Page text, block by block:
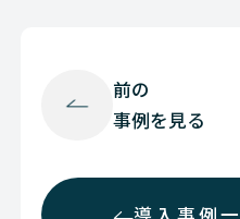
前の
事例を見る